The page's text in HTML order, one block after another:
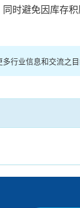
时避免因库存积
业信息和交流之